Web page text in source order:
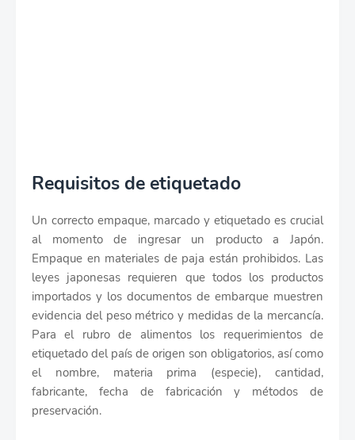
Requisitos de etiquetado
Un correcto empaque, marcado y etiquetado es crucial
al momento de ingresar un producto a Japón.
Empaque en materiales de paja están prohibidos. Las
leyes japonesas requieren que todos los productos
importados y los documentos de embarque muestren
evidencia del peso métrico y medidas de la mercancía.
Para el rubro de alimentos los requerimientos de
etiquetado del país de origen son obligatorios, así como
el nombre, materia prima (especie), cantidad,
fabricante, fecha de fabricación y métodos de
preservación.